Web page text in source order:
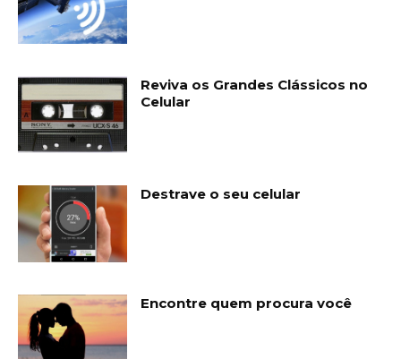
Reviva os Grandes Clássicos no
Celular
Destrave o seu celular
Encontre quem procura você